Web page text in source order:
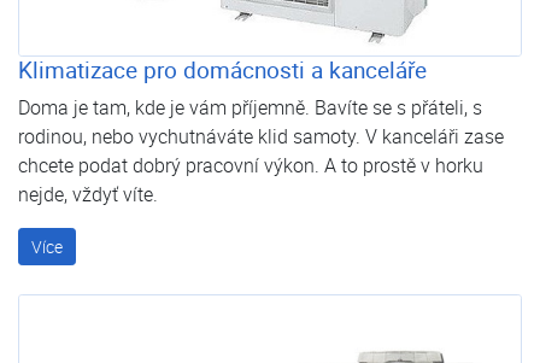
Klimatizace pro domácnosti a kanceláře
Doma je tam, kde je vám příjemně. Bavíte se s přáteli, s
rodinou, nebo vychutnáváte klid samoty. V kanceláři zase
chcete podat dobrý pracovní výkon. A to prostě v horku
nejde, vždyť víte.
Více